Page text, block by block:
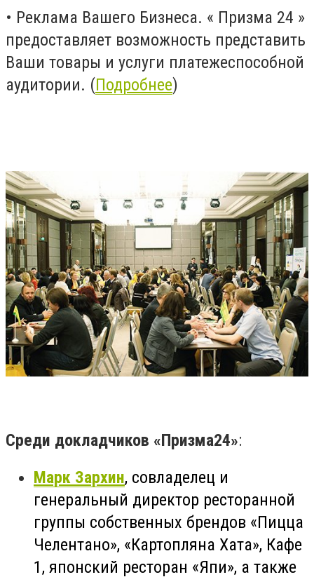
• Реклама Вашего Бизнеса. « Призма 24 »
предоставляет возможность представить
Ваши товары и услуги платежеспособной
аудитории. (Подробнее)
Среди докладчиков «Призма24»:
Марк Зархин, совладелец и
генеральный директор ресторанной
группы собственных брендов «Пицца
Челентано», «Картопляна Хата», Кафе
1, японский ресторан «Япи», а также